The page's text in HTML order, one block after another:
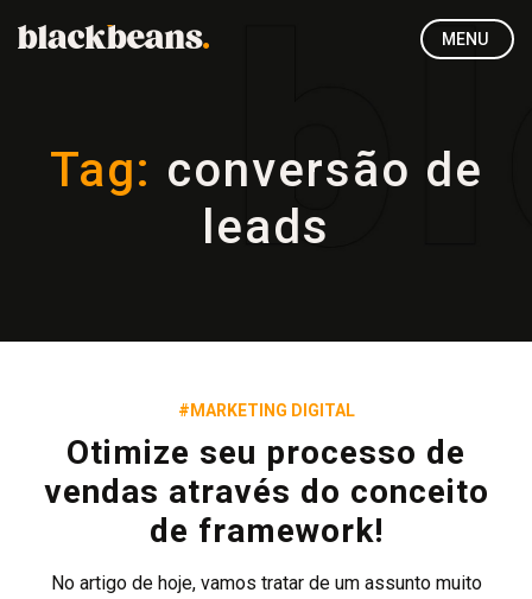
MENU
Tag: conversão de
leads
#MARKETING DIGITAL
Otimize seu processo de
vendas através do conceito
de framework!
No artigo de hoje, vamos tratar de um assunto muito